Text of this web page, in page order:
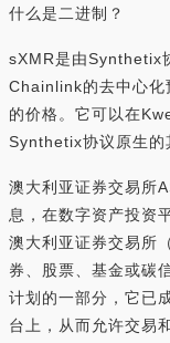
什么是二进制？
sXMR是由Synthetix
Chainlink的去中心化
的价格。它可以在
Synthetix协议原生的
澳大利亚证券交易所
息，在数字资产投资
澳大利亚证券交易所
券、股票、基金或碳
计划的一部分，它已
台上，从而允许交易